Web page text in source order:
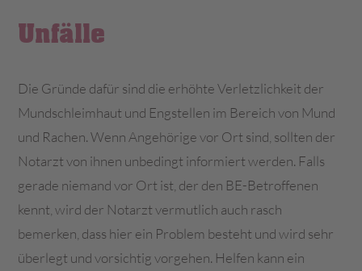
Unfälle
Die Gründe dafür sind die erhöhte Verletzlichkeit der
Mundschleimhaut und Engstellen im Bereich von Mund
und Rachen. Wenn Angehörige vor Ort sind, sollten der
Notarzt von ihnen unbedingt informiert werden. Falls
gerade niemand vor Ort ist, der den BE-Betroffenen
kennt, wird der Notarzt vermutlich auch rasch
bemerken, dass hier ein Problem besteht und wird sehr
überlegt und vorsichtig vorgehen. Helfen kann ein